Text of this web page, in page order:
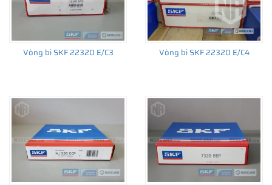
Vòng bi SKF 22320 E/C3 Vòng bi SKF 22320 E/C4